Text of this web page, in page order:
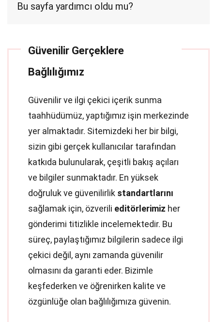
Bu sayfa yardımcı oldu mu?
Güvenilir Gerçeklere
Bağlılığımız
Güvenilir ve ilgi çekici içerik sunma
taahhüdümüz, yaptığımız işin merkezinde
yer almaktadır. Sitemizdeki her bir bilgi,
sizin gibi gerçek kullanıcılar tarafından
katkıda bulunularak, çeşitli bakış açıları
ve bilgiler sunmaktadır. En yüksek
doğruluk ve güvenilirlik standartlarını
sağlamak için, özverili editörlerimiz her
gönderimi titizlikle incelemektedir. Bu
süreç, paylaştığımız bilgilerin sadece ilgi
çekici değil, aynı zamanda güvenilir
olmasını da garanti eder. Bizimle
keşfederken ve öğrenirken kalite ve
özgünlüğe olan bağlılığımıza güvenin.